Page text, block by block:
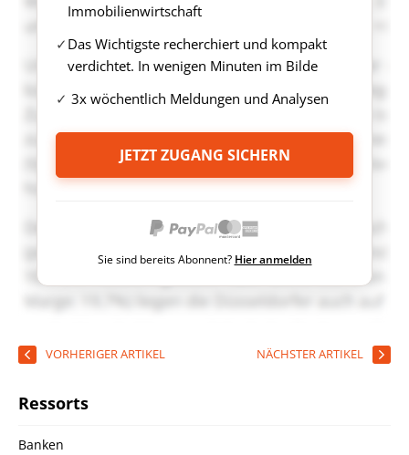
Immobilienwirtschaft
Das Wichtigste recherchiert und kompakt
verdichtet. In wenigen Minuten im Bilde
3x wöchentlich Meldungen und Analysen
JETZT ZUGANG SICHERN
Sie sind bereits Abonnent? Hier anmelden
VORHERIGER ARTIKEL NÄCHSTER ARTIKEL
Ressorts
Banken